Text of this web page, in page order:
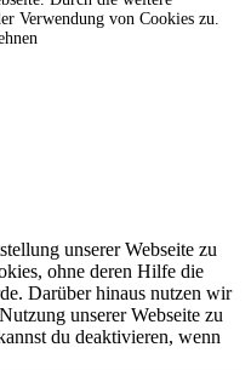
Verwendung von Cookies zu.
unserer Webseite zu
ohne deren Hilfe die
Darüber hinaus nutzen wir
unserer Webseite zu
du deaktivieren, wenn